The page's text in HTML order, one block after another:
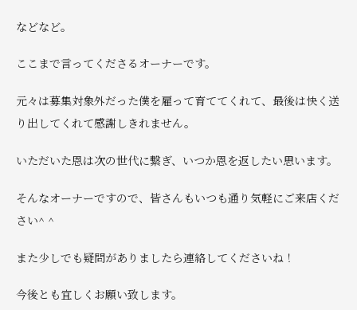
などなど。
ここまで言ってくださるオーナーです。
元々は募集対象外だった僕を雇って育ててくれて、最後は快く送
り出してくれて感謝しきれません。
いただいた恩は次の世代に繋ぎ、いつか恩を返したい思います。
そんなオーナーですので、皆さんもいつも通り気軽にご来店くだ
さい^ ^
また少しでも疑問がありましたら連絡してくださいね！
今後とも宜しくお願い致します。